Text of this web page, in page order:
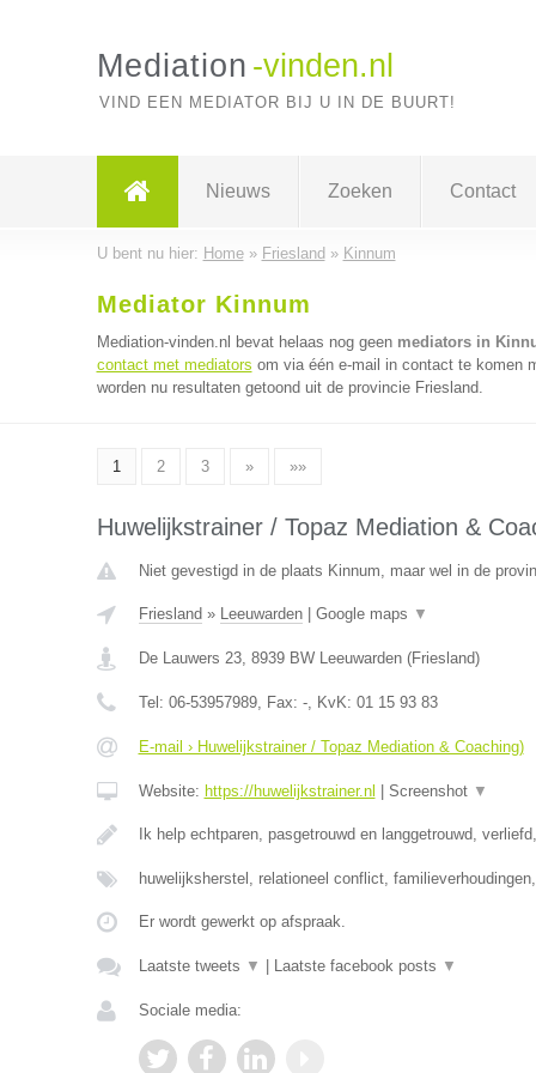
Mediation -vinden.nl
VIND EEN MEDIATOR BIJ U IN DE BUURT!
Nieuws Zoeken Contact
U bent nu hier: Home» Friesland » Kinnum
Mediator Kinnum
Mediation-vinden.nl bevat helaas nog geen mediators in
contact met mediators om via één e-mail in contact te komen
worden nu resultaten getoond uit de provincie Friesland.
1 2 3 » »»
Huwelijkstrainer / Topaz Mediation &
Niet gevestigd in de plaats Kinnum, maar wel in de
Friesland » Leeuwarden| Google maps ▼
De Lauwers 23, 8939 BW Leeuwarden(Friesland)
Tel: 06-53957989, Fax: -, KvK: 01 15 93 83
E-mail › Huwelijkstrainer / Topaz Mediation & Coaching)
Website: https://huwelijkstrainer.nl Screenshot ▼
Ik help echtparen, pasgetrouwd en langgetrouwd,
huwelijksherstel, relationeel conflict,
Er wordt gewerkt op afspraak.
Laatste tweets ▼ Laatste facebook posts ▼
Sociale media: